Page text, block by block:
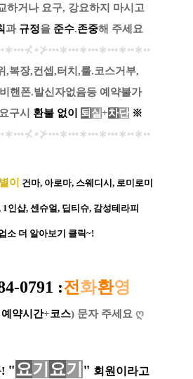
하거나 요구, 강요하지 마시고
과 규정을 준수.존중해 주세요
∗•••⊀ ⋆⊁•••∗•••∗•••∗•••∗••∗••
,복장,컨셉,터치,룰.코스거부,
핸폰.발신자없음등 예약불가
구시 환불 없이 퇴 실+차단 ※
∗•••⊀ ⋆⊁•••∗•••∗•••∗•••∗••∗••
이 건마, 아로마, 스웨디시, 로미로미
인샵, 센슈얼, 딥티슈, 감성테라피
소 더 알아보기 클릭~!
0791 :전화환영
약시간+코스) 문자 주세요 ღ
"요기 요기 " 회원이라고